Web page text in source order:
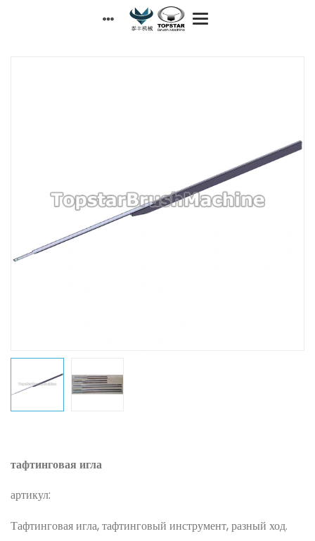
тафтинговая игла
артикул:
Тафтинговая игла, тафтинговый инструмент, разный ход.